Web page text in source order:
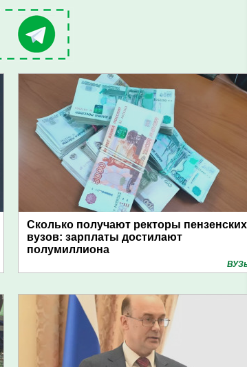
Сколько получают ректоры пензенских
вузов: зарплаты достилают
полумиллиона